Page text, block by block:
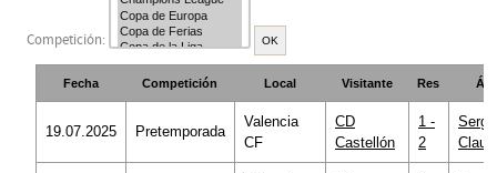
Competición:
Fecha Competición Local Visitante Res
19.07.2025 Pretemporada
Valencia
CF
CD
Castellón
1 -
2